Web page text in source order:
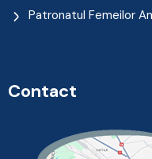
Patronatul Femeilor
Contact